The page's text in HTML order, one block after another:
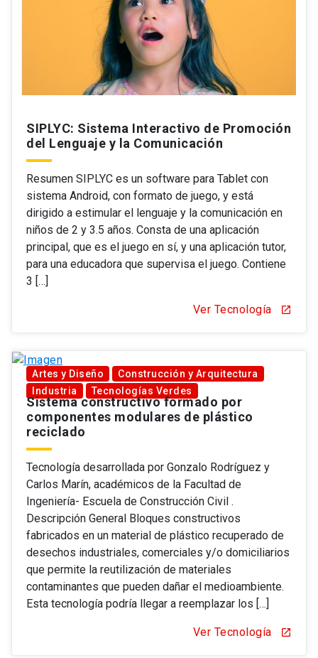
SIPLYC: Sistema Interactivo de Promoción
del Lenguaje y la Comunicación
Resumen SIPLYC es un software para Tablet con
sistema Android, con formato de juego, y está
dirigido a estimular el lenguaje y la comunicación en
niños de 2 y 3.5 años. Consta de una aplicación
principal, que es el juego en sí, y una aplicación tutor,
para una educadora que supervisa el juego. Contiene
3 […]
Ver Tecnología open_in_new
Artes y Diseño
Construcción y Arquitectura
Industria
Tecnologías Verdes
Sistema constructivo formado por
componentes modulares de plástico
reciclado
Tecnología desarrollada por Gonzalo Rodríguez y
Carlos Marín, académicos de la Facultad de
Ingeniería- Escuela de Construcción Civil .
Descripción General Bloques constructivos
fabricados en un material de plástico recuperado de
desechos industriales, comerciales y/o domiciliarios
que permite la reutilización de materiales
contaminantes que pueden dañar el medioambiente.
Esta tecnología podría llegar a reemplazar los […]
Ver Tecnología open_in_new